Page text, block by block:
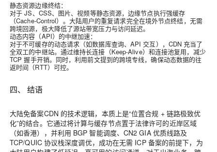
静态资源边缘终结：
对于 JS、CSS、图片、视频等静态资源，边缘节点执行强缓存
（Cache-Control）。大陆用户的重复请求完全在境外节点终结，无需
跨境回源，极大降低了源站带宽压力与访问延迟。
动态内容（API）的中继加速：
对于不可缓存的动态请求（如数据库查询、API 交互），CDN 充当了
全双工的中继站。通过维持长连接（Keep-Alive）和连接池复用，减少
TCP 握手开销。同时，利用前文提到的跨境专线，确保动态数据的往
返时间（RTT）可控。
四、 结语
大陆免备案CDN 的技术逻辑，本质上是“位置合规 + 链路极致优
化”的结合。它通过将计算与缓存节点置于法律许可的近岸区域
（如香港），并利用 BGP 智能调度、CN2 GIA 优质线路及
TCP/QUIC 协议栈深度调优，成功在无需 ICP 备案的前提下，为